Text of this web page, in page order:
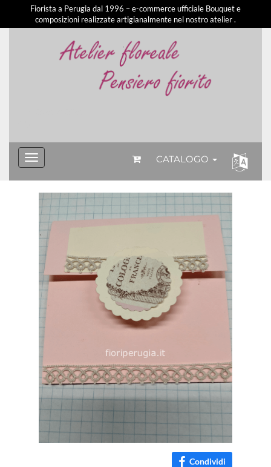
Fiorista a Perugia dal 1996 – e-commerce ufficiale Bouquet e
composizioni realizzate artigianalmente nel nostro atelier .
CATALOGO
Condividi